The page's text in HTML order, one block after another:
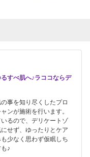
すべ肌へ♪ラココならデ
事を知り尽くしたプロ
ンが施術を行います。
るので、デリケートゾ
せず、ゆったりとケア
少なく思わず仮眠しち
♪